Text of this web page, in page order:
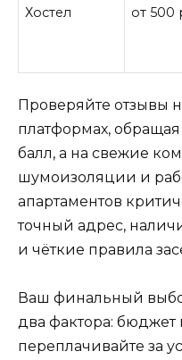
Хостел от 500
Проверяйте отзывы
платформах,
балл, а на свежие
шумоизоляции и
апартаментов
точный адрес,
и чёткие правила
Ваш финальный
два фактора: бюджет
переплачивайте за